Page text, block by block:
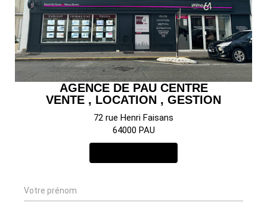
AGENCE DE PAU CENTRE
VENTE , LOCATION , GESTION
72 rue Henri Faisans
64000 PAU